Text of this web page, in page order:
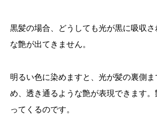
黒髪の場合、どうしても光が黒に吸収さ
な艶が出てきません。
明るい色に染めますと、光が髪の裏側
め、透き通るような艶が表現できます
ってくるのです。